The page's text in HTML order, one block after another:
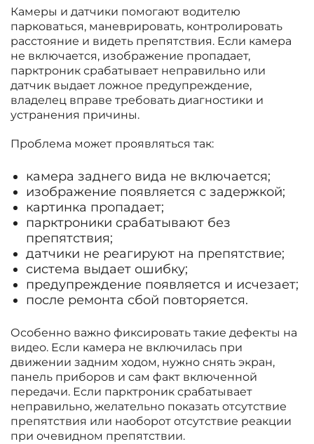
Камеры и датчики помогают водителю
парковаться, маневрировать, контролировать
расстояние и видеть препятствия. Если камера
не включается, изображение пропадает,
парктроник срабатывает неправильно или
датчик выдает ложное предупреждение,
владелец вправе требовать диагностики и
устранения причины.
Проблема может проявляться так:
камера заднего вида не включается;
изображение появляется с задержкой;
картинка пропадает;
парктроники срабатывают без
препятствия;
датчики не реагируют на препятствие;
система выдает ошибку;
предупреждение появляется и исчезает;
после ремонта сбой повторяется.
Особенно важно фиксировать такие дефекты на
видео. Если камера не включилась при
движении задним ходом, нужно снять экран,
панель приборов и сам факт включенной
передачи. Если парктроник срабатывает
неправильно, желательно показать отсутствие
препятствия или наоборот отсутствие реакции
при очевидном препятствии.